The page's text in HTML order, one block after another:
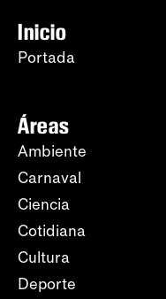
Inicio
Portada
Áreas
Ambiente
Carnaval
Ciencia
Cotidiana
Cultura
Deporte